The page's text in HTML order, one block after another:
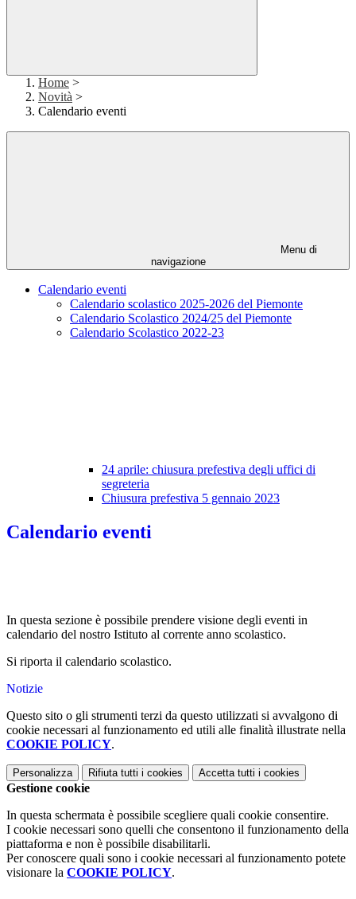
Home >
Novità >
Calendario eventi
Menu di
navigazione
Calendario eventi
Calendario scolastico 2025-2026 del Piemonte
Calendario Scolastico 2024/25 del Piemonte
Calendario Scolastico 2022-23
24 aprile: chiusura prefestiva degli uffici di
segreteria
Chiusura prefestiva 5 gennaio 2023
Calendario eventi
In questa sezione è possibile prendere visione degli eventi in
calendario del nostro Istituto al corrente anno scolastico.
Si riporta il calendario scolastico.
Notizie
Questo sito o gli strumenti terzi da questo utilizzati si avvalgono di
cookie necessari al funzionamento ed utili alle finalità illustrate nella
COOKIE POLICY.
Personalizza Rifiuta tutti i cookies Accetta tutti i cookies
Gestione cookie
In questa schermata è possibile scegliere quali cookie consentire.
I cookie necessari sono quelli che consentono il funzionamento della
piattaforma e non è possibile disabilitarli.
Per conoscere quali sono i cookie necessari al funzionamento potete
visionare la COOKIE POLICY.